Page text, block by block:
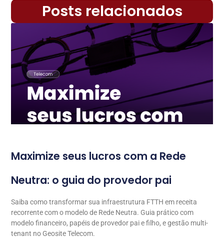
Posts relacionados
Maximize seus lucros com a Rede
Neutra: o guia do provedor pai
Saiba como transformar sua infraestrutura FTTH em receita
recorrente com o modelo de Rede Neutra. Guia prático com
modelo financeiro, papéis de provedor pai e filho, e gestão multi-
tenant no Geosite Telecom.